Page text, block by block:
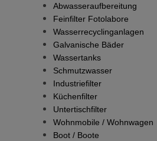
Abwasseraufbereitung
Feinfilter Fotolabore
Wasserrecyclinganlagen
Galvanische Bäder
Wassertanks
Schmutzwasser
Industriefilter
Küchenfilter
Untertischfilter
Wohnmobile / Wohnwagen
Boot / Boote